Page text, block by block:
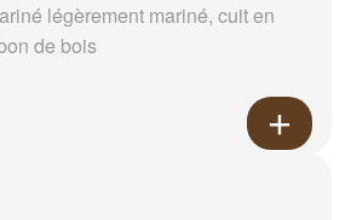
légèrement mariné, cuit en
de bois